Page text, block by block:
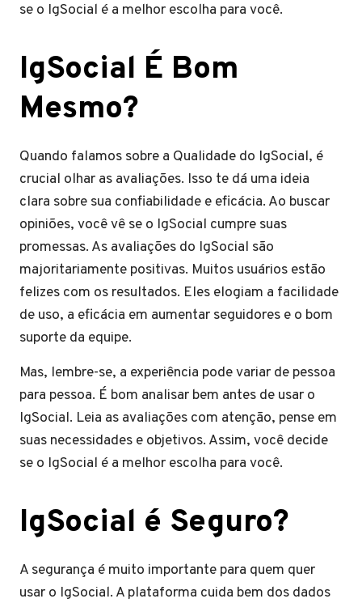
se o IgSocial é a melhor escolha para você.
IgSocial É Bom
Mesmo?
Quando falamos sobre a Qualidade do IgSocial, é
crucial olhar as avaliações. Isso te dá uma ideia
clara sobre sua confiabilidade e eficácia. Ao buscar
opiniões, você vê se o IgSocial cumpre suas
promessas. As avaliações do IgSocial são
majoritariamente positivas. Muitos usuários estão
felizes com os resultados. Eles elogiam a facilidade
de uso, a eficácia em aumentar seguidores e o bom
suporte da equipe.
Mas, lembre-se, a experiência pode variar de pessoa
para pessoa. É bom analisar bem antes de usar o
IgSocial. Leia as avaliações com atenção, pense em
suas necessidades e objetivos. Assim, você decide
se o IgSocial é a melhor escolha para você.
IgSocial é Seguro?
A segurança é muito importante para quem quer
usar o IgSocial. A plataforma cuida bem dos dados